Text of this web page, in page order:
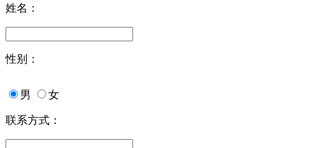
姓名：
性别：
男 女
联系方式：